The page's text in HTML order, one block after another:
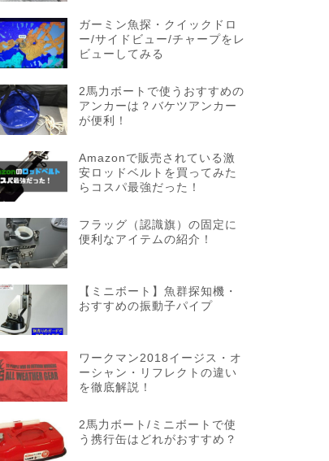
ガーミン魚探・クイックドロ
ー/サイドビュー/チャープをレ
ビューしてみる
2馬力ボートで使うおすすめの
アンカーは？バケツアンカー
が便利！
Amazonで販売されている激
安ロッドベルトを買ってみた
らコスパ最強だった！
フラッグ（認識旗）の固定に
便利なアイテムの紹介！
【ミニボート】魚群探知機・
おすすめの振動子パイプ
ワークマン2018イージス・オ
ーシャン・リフレクトの違い
を徹底解説！
2馬力ボート/ミニボートで使
う携行缶はどれがおすすめ？